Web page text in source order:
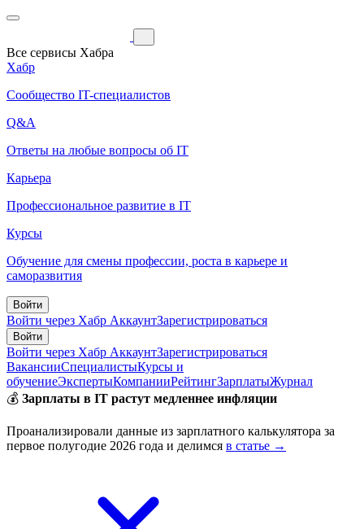
Все сервисы Хабра
Хабр
Сообщество IT-специалистов
Q&A
Ответы на любые вопросы об IT
Карьера
Профессиональное развитие в IT
Курсы
Обучение для смены профессии, роста в карьере и
саморазвития
Войти
Войти через Хабр АккаунтЗарегистрироваться
Войти
Войти через Хабр АккаунтЗарегистрироваться
ВакансииСпециалистыКурсы и
обучениеЭкспертыКомпанииРейтингЗарплатыЖурнал
💰 Зарплаты в IT растут медленнее инфляции
Проанализировали данные из зарплатного калькулятора за
первое полугодие 2026 года и делимся в статье →